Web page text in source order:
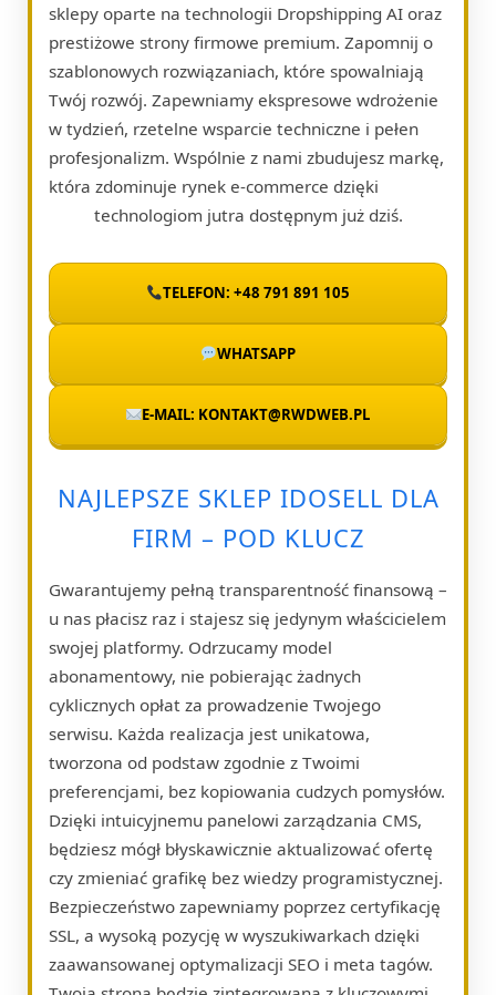
sklepy oparte na technologii Dropshipping AI oraz
prestiżowe strony firmowe premium. Zapomnij o
szablonowych rozwiązaniach, które spowalniają
Twój rozwój. Zapewniamy ekspresowe wdrożenie
w tydzień, rzetelne wsparcie techniczne i pełen
profesjonalizm. Wspólnie z nami zbudujesz markę,
która zdominuje rynek e-commerce dzięki
technologiom jutra dostępnym już dziś.
TELEFON: +48 791 891 105
WHATSAPP
E-MAIL: KONTAKT@RWDWEB.PL
NAJLEPSZE SKLEP IDOSELL DLA
FIRM – POD KLUCZ
Gwarantujemy pełną transparentność finansową –
u nas płacisz raz i stajesz się jedynym właścicielem
swojej platformy. Odrzucamy model
abonamentowy, nie pobierając żadnych
cyklicznych opłat za prowadzenie Twojego
serwisu. Każda realizacja jest unikatowa,
tworzona od podstaw zgodnie z Twoimi
preferencjami, bez kopiowania cudzych pomysłów.
Dzięki intuicyjnemu panelowi zarządzania CMS,
będziesz mógł błyskawicznie aktualizować ofertę
czy zmieniać grafikę bez wiedzy programistycznej.
Bezpieczeństwo zapewniamy poprzez certyfikację
SSL, a wysoką pozycję w wyszukiwarkach dzięki
zaawansowanej optymalizacji SEO i meta tagów.